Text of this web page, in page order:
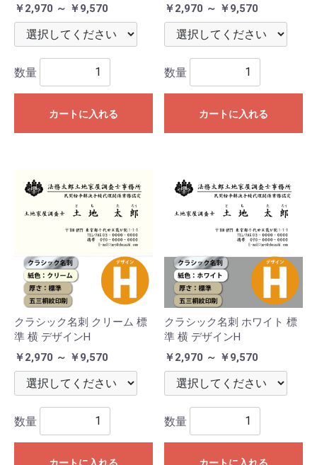
￥2,970 ～ ￥9,570
数量
カートに入れる
￥2,970 ～ ￥9,570
数量
カートに入れる
クラシック名刺 クリーム 標
準 横 デザインH
￥2,970 ～ ￥9,570
数量
カートに入れる
クラシック名刺 ホワイト 標
準 横 デザインH
￥2,970 ～ ￥9,570
数量
カートに入れる